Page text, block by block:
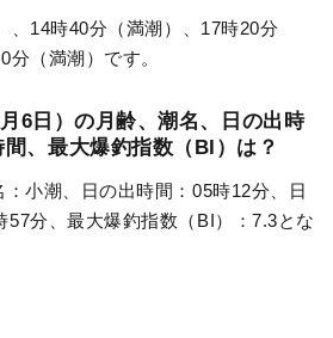
、14時40分（満潮）、17時20分
分（満潮）です。
6日）の月齢、潮名、日の出時
、最大爆釣指数（BI）は？
：小潮、日の出時間：05時12分、日
57分、最大爆釣指数（BI）：7.3とな